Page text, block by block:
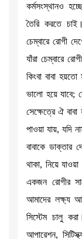
কর্মসংস্থানও
তৈরি করতে
চেম্বারে রোগী
যাঁরা চেম্বারে
কিংবা বাবা
ভালো হয়ে যাবে;
সেক্ষেত্রে ঐ বাবা
পাওয়া যায়, যদি
বাবাকে ডাক্তার
থাকা, নিয়ে
একজন রোগীর
আমাদের লক্ষ্য
সিস্টেম চালু
আপারেশন,